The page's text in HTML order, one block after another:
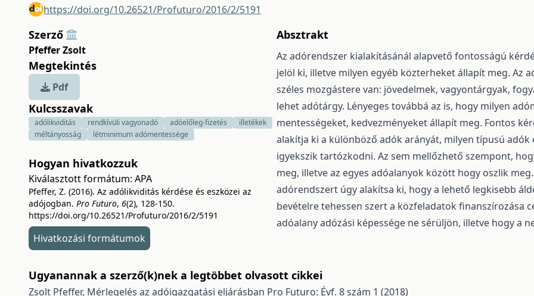
https://doi.org/10.26521/Profuturo/2016/2/5191
Szerző
Pfeffer Zsolt
Megtekintés
Pdf
Kulcsszavak
adólikviditás rendkívüli vagyonadó adóelőleg-fizetés
illetékek
méltányosság
létminimum adómentessége
Hogyan hivatkozzuk
Kiválasztott formátum: APA
Pfeffer, Z. (2016). Az adólikviditás kérdése és eszközei az
adójogban. Pro Futuro, 6(2), 128-150.
https://doi.org/10.26521/Profuturo/2016/2/5191
Hivatkozási formátumok
Absztrakt
Az adórendszer kialakításánál alapvető fontosságú
jelöl ki, illetve milyen egyéb közterheket állapít meg. Az
széles mozgástere van: jövedelmek, vagyontárgyak,
lehet adótárgy. Lényeges továbbá az is, hogy milyen
mentességeket, kedvezményeket állapít meg. Fontos
alakítja ki a különböző adók arányát, milyen típusú
igyekszik tartózkodni. Az sem mellőzhető szempont,
meg, illetve az egyes adóalanyok között hogy oszlik
adórendszert úgy alakítsa ki, hogy a lehető legkisebb
bevételre tehessen szert a közfeladatok finanszírozása
adóalany adózási képessége ne sérüljön, illetve hogy a
Ugyanannak a szerző(k)nek a legtöbbet olvasott cikkei
Zsolt Pfeffer, Mérlegelés az adóigazgatási eljárásban Pro Futuro: Évf. 8 szám 1 (2018)